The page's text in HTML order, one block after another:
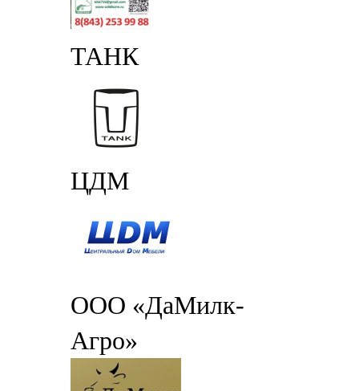
ТАНК
ЦДМ
ООО «ДаМилк-
Агро»